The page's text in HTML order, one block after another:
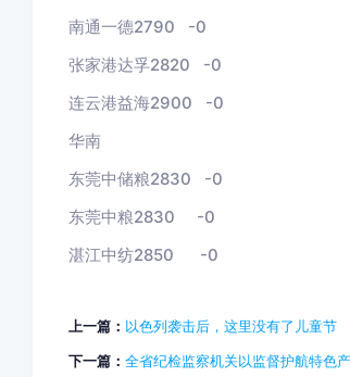
南通一德2790 -0
张家港达孚2820 -0
连云港益海2900 -0
华南
东莞中储粮2830 -0
东莞中粮2830 -0
湛江中纺2850 -0
上一篇： 以色列袭击后，这里没有了儿童节
下一篇： 全省纪检监察机关以监督护航特色